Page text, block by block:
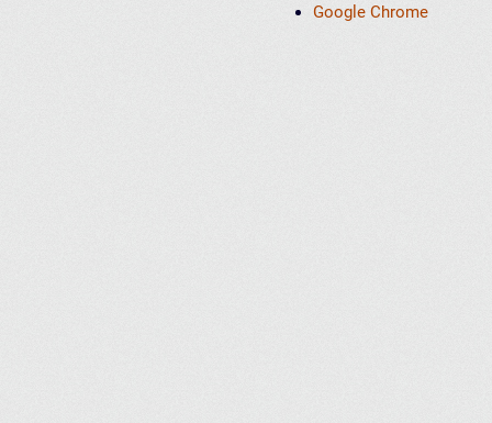
Google Chrome